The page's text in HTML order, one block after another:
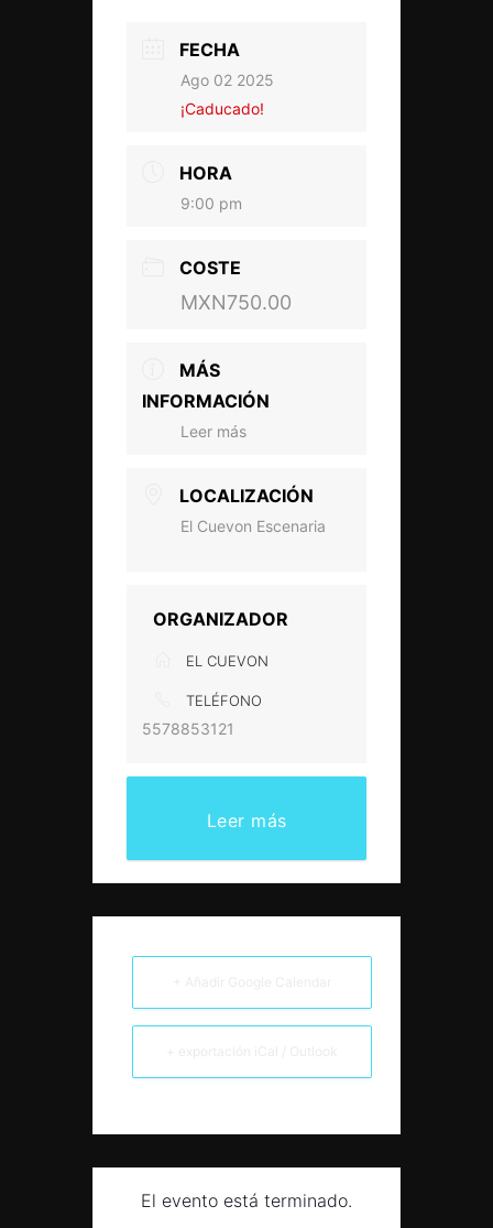
FECHA
Ago 02 2025
¡Caducado!
HORA
9:00 pm
COSTE
MXN750.00
MÁS
INFORMACIÓN
Leer más
LOCALIZACIÓN
El Cuevon Escenaria
ORGANIZADOR
EL CUEVON
TELÉFONO
5578853121
Leer más
El evento está terminado.